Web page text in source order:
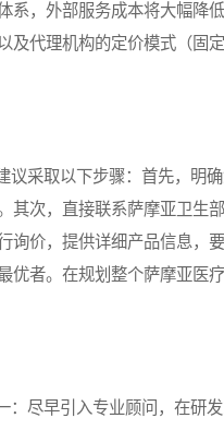
系，外部服务成本将大幅降
代理机构的定价模式（固
采取以下步骤：首先，明
其次，直接联系萨摩亚卫生
价，提供详细产品信息，
优者。在规划整个萨摩亚医
尽早引入专业顾问，在研